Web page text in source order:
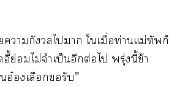
ากังวลไา ใเมื่อท่านแม่ทัพก็
อี้ย่อมไม่จำเป็นอีกต่อไ พรุ่งนี้ข้า
องเลือกรับ”